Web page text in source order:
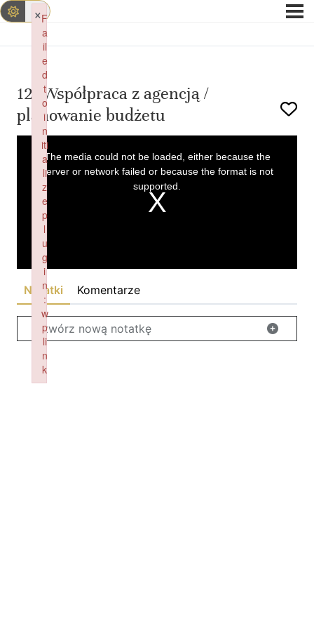
12. Współpraca z agencją /
planowanie budżetu
The media could not be loaded, either because the
server or network failed or because the format is not
supported.
Notatki Komentarze
Utwórz nową notatkę
F
a
il
e
d
t
o
i
n
iti
a
li
z
e
p
l
u
g
i
n
:
w
p
li
n
k
×
Failed to initialize plugin: wplink